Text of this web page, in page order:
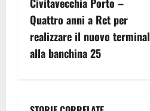
g
a
Quattro anni a Rct per
realizzare il nuovo terminal
alla banchina 25